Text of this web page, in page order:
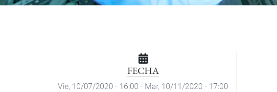
FECHA
Vie, 10/07/2020 - 16:00 - Mar, 10/11/2020 - 17:00